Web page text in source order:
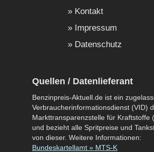
Kontakt
Impressum
Datenschutz
Quellen / Datenlieferant
Benzinpreis-Aktuell.de ist ein
Verbraucherinformationsdienst (VID)
Markttransparenzstelle für Kraftstoffe
und bezieht alle Spritpreise und
von dieser. Weitere Informationen:
Bundeskartellamt » MTS-K